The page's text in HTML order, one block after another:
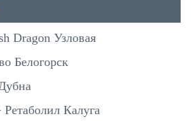
Dragon Узловая
Белогорск
Калуга